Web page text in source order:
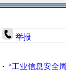
举报
· “工业信息安全周之我见”